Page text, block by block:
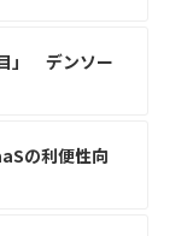
」 デンソー
の利便性向